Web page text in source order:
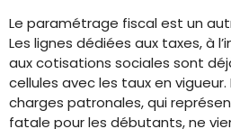
Le paramétrage fiscal est un
Les lignes dédiées aux taxes, à
aux cotisations sociales sont
cellules avec les taux en vigueur.
charges patronales, qui
fatale pour les débutants, ne